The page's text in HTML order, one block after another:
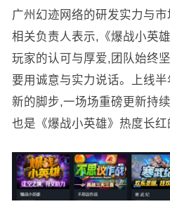
广州幻迹网络的研发实力与
相关负责人表示,《爆战小英
玩家的认可与厚爱,团队始终
要用诚意与实力说话。上线
新的脚步,一场场重磅更新持
也是《爆战小英雄》热度长红